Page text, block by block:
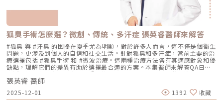
最為完整，輪廓線的精緻感達到頂峰。效果通常可維持 12 至 18 個月。
四、 誰適合美國音波二代 Ultherapy Prime？ 輪廓線模糊者：感覺臉部線
條不再俐落，下顎線消失。 眼周下垂與細紋：透過 1.5mm 探頭，能有效拉
提眉眼，讓眼神重現神采。 追求自然拉提：害怕過度填充導致的僵硬感，
希望能找回天生緊實感。 追求效率與精準度的族群：音波拉提的關鍵並非
條數，而是每一道能量是否命中正確SMAS筋膜層。五、 專業精選 10 題
QA：直擊核心意圖Q1：美國音波二代與一代有什麼差別？二代 Prime 提升
了施作速度與影像解析度，並透過智能能量控制大幅降低疼痛感，讓療程更
高效、舒適。Q2：打美音二代需要全身麻醉嗎？不需要。這是一項非侵入
性療程，在辰美學我們會透過專業麻醉流程讓痛感降至「可忍受」的範圍。
Q3：美國音波二代多久有效果？術後 1 個月開始感覺緊緻，3-6 個月達到
最佳拉提效果。Q4：美音二代效果可以維持多久？通常可維持 12-18 個
月，臨床統計一年後的滿意度仍高達 95%。Q5：音波二代與電波有什麼差
別？音波針對深層「拉提」，電波針對全層「緊緻」。兩者常搭配施作，達
到 1+1>2 的效果。Q6：打完美國音波二代會有修復期嗎？幾乎沒有。少部
狐臭手術怎麼選？微創、傳統、多汗症 張英睿醫師來解答
#狐臭 與 #汗臭 的困擾在夏季尤為明顯，對於許多人而言，這不僅是個衛生
問題，更涉及到個人的自信和社交生活。針對狐臭和多汗症，當前主要的治
療選擇包括 #狐臭手術 和 #微波治療。這兩種治療方法各有其適應對象和優
缺點，理解它們的差異有助於選擇最合適的方案。本集醫師來解答QA日常
生活中該如何減少體味產生？重點摘要：00:00 開場00:05 微創旋轉刮刀狐
臭手術與傳統狐臭手術法之比較00:40 狐臭手術治療效果如何？01:55 狐臭
和多汗我都有，但我能使用狐臭手術嗎？02:33 狐臭治療建議幾歲開始做？
03:08 微波治療後汗水會跑到其他部位嗎？04:21 日常生活中該如何減少體
味產生？張英睿皮膚專科診所官網 : http://www.skinbook.com.tw/張英
張英睿 醫師
2025-12-01 1392 收藏